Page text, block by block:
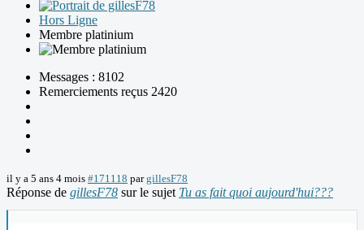
Hors Ligne
Membre platinium
Messages : 8102
Remerciements reçus 2420
il y a 5 ans 4 mois #171118 pargillesF78
Réponse de gillesF78 sur le sujet Tu as fait quoi aujourd'hui???